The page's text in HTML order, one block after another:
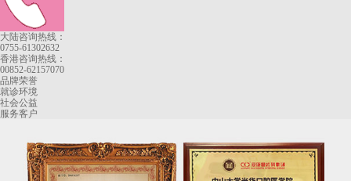
大陆咨询热线：
0755-61302632
香港咨询热线：
00852-62157070
品牌荣誉
就诊环境
社会公益
服务客户